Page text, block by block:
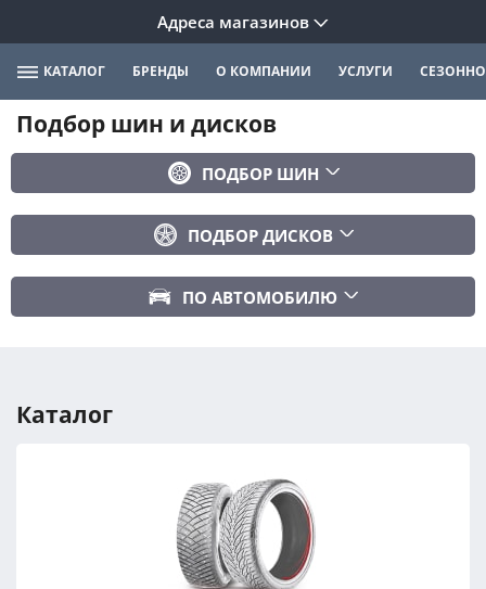
Адреса магазинов
КАТАЛОГ БРЕНДЫ О КОМПАНИИ УСЛУГИ
Подбор шин и дисков
ПОДБОР ШИН
Сбросить
ПОДБОР ДИСКОВ
ПОДОБРАТЬ
Сбросить
ПО АВТОМОБИЛЮ
Год авто
ПОДОБРАТЬ
Сбросить
Каталог